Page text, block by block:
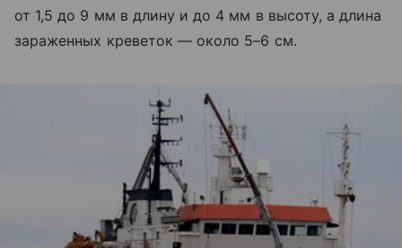
от 1,5 до 9 мм в длину и до 4 мм в высоту, а длина
зараженных креветок — около 5–6 см.